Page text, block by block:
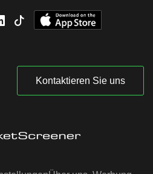
Kontaktieren Sie uns